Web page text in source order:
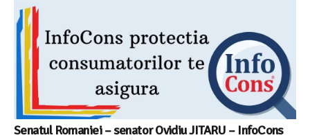
Senatul Romaniei – senator Ovidiu JITARU – InfoCons